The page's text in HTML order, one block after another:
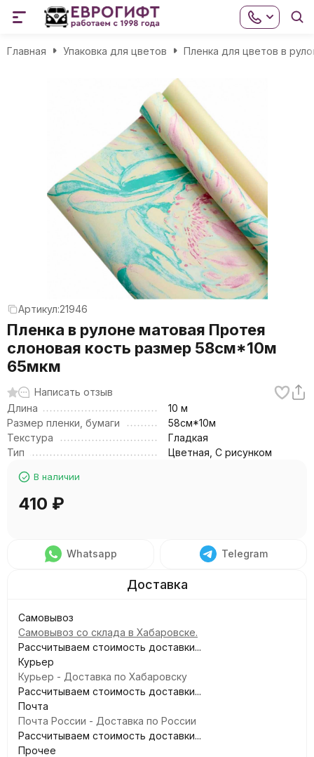
Главная Упаковка для цветов Пленка для цветов в
Артикул:21946
Пленка в рулоне матовая Протея
слоновая кость размер 58см*10м
65мкм
Написать отзыв
Длина
10 м
Размер пленки, бумаги
58см*10м
Текстура
Гладкая
Тип
Цветная, С рисунком
В наличии
410 ₽
Whatsapp Telegram
Самовывоз
Самовывоз со склада в Хабаровске.
Рассчитываем стоимость доставки...
Курьер
Курьер - Доставка по Хабаровску
Рассчитываем стоимость доставки...
Почта
Почта России - Доставка по России
Рассчитываем стоимость доставки...
Прочее